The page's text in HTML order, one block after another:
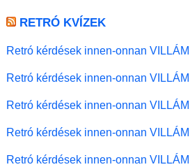
RETRÓ KVÍZEK
Retró kérdések innen-onnan
Retró kérdések innen-onnan
Retró kérdések innen-onnan
Retró kérdések innen-onnan
Retró kérdések innen-onnan